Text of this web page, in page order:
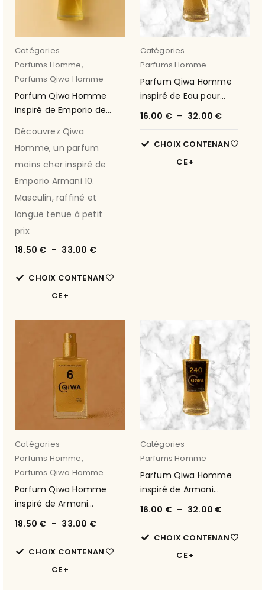
Catégories
Parfums Homme,
Parfums Qiwa Homme
Parfum Qiwa Homme
inspiré de Emporio de
Découvrez Qiwa
Homme, un parfum
moins cher inspiré de
Emporio Armani 10.
Masculin, raffiné et
longue tenue à petit
prix
18.50 € – 33.00 €
CHOIX CONTENAN
CE
Catégories
Parfums Homme
Parfum Qiwa Homme
inspiré de Eau pour
Homme (Classico) 9
16.00 € – 32.00 €
CHOIX CONTENAN
CE
Catégories
Parfums Homme,
Parfums Qiwa Homme
Parfum Qiwa Homme
inspiré de Armani
Diamonds de Armani 6
18.50 € – 33.00 €
CHOIX CONTENAN
CE
Catégories
Parfums Homme
Parfum Qiwa Homme
inspiré de Armani
Code de Armani 5
16.00 € – 32.00 €
CHOIX CONTENAN
CE